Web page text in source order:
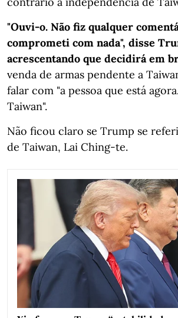
"Ouvi-o. Não fiz qualquer
comprometi com nada", disse
acrescentando que decidirá em
venda de armas pendente a
falar com "a pessoa que está
Taiwan".
Não ficou claro se Trump se
de Taiwan, Lai Ching-te.